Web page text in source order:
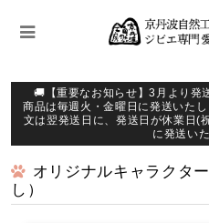
🚚【重要なお知らせ】3月より発
商品は毎週火・金曜日に発送いた
文は翌発送日に、発送日が休業日(
に発送い
オリジナルキャラクタ
し）